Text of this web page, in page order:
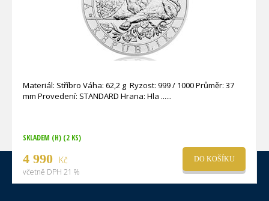
Materiál: Stříbro Váha: 62,2 g Ryzost: 999 / 1000 Průměr: 37
mm Provedení: STANDARD Hrana: Hla ...
SKLADEM (H) (2 KS)
4 990 Kč
včetně DPH 21 %
DO KOŠÍKU